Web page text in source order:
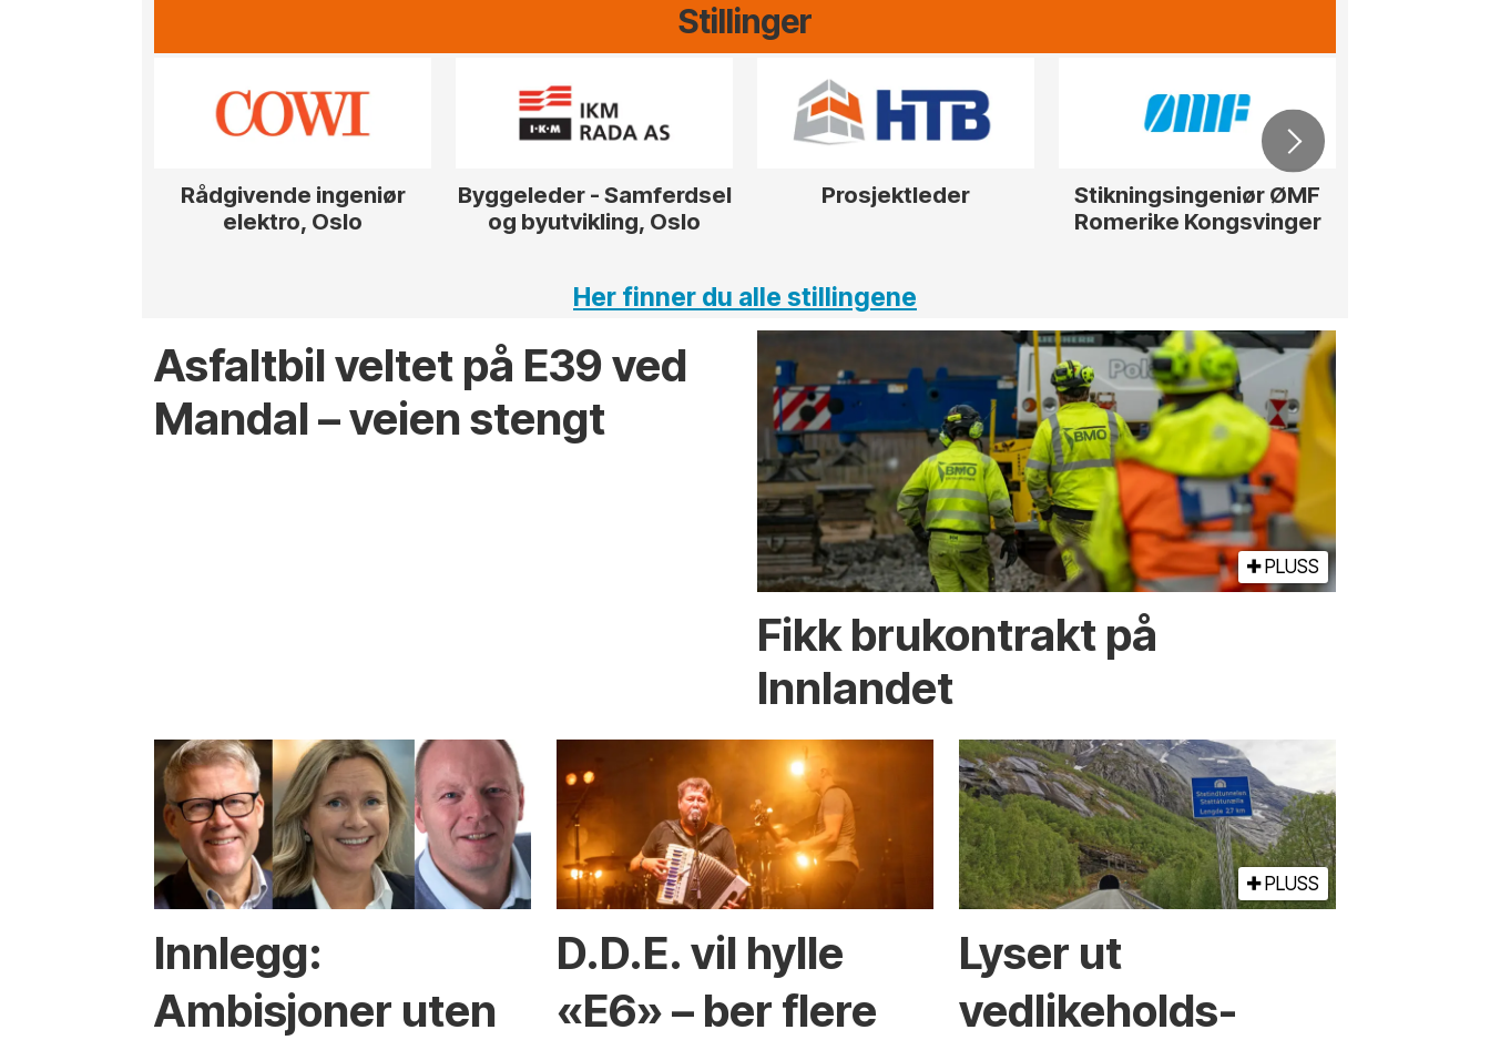
Stillinger
Rådgivende ingeniør
elektro, Oslo
Byggeleder - Samferdsel
og byutvikling, Oslo
Prosjektleder
Stikningsingeniør ØMF
Romerike Kongsvinger
Her finner du alle stillingene
Asfaltbil veltet på E39 ved
Mandal – veien stengt
PLUSS
Fikk brukontrakt på
Innlandet
Innlegg:
Ambisjoner uten
D.D.E. vil hylle
«E6» – ber flere
PLUSS
Lyser ut
vedlikeholds­